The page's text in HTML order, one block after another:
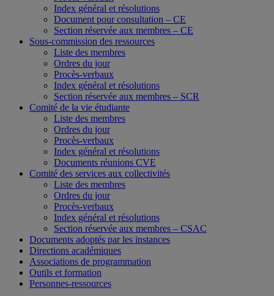
Index général et résolutions
Document pour consultation – CE
Section réservée aux membres – CE
Sous-commission des ressources
Liste des membres
Ordres du jour
Procès-verbaux
Index général et résolutions
Section réservée aux membres – SCR
Comité de la vie étudiante
Liste des membres
Ordres du jour
Procès-verbaux
Index général et résolutions
Documents réunions CVE
Comité des services aux collectivités
Liste des membres
Ordres du jour
Procès-verbaux
Index général et résolutions
Section réservée aux membres – CSAC
Documents adoptés par les instances
Directions académiques
Associations de programmation
Outils et formation
Personnes-ressources